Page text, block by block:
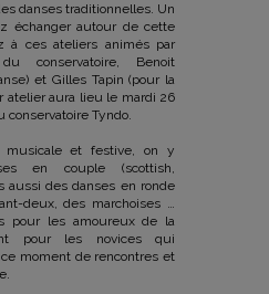
danses traditionnelles. Un
échanger autour de cette
à ces ateliers animés par
conservatoire, Benoit
et Gilles Tapin (pour la
atelier aura lieu le mardi 26
conservatoire Tyndo.
musicale et festive, on y
en couple (scottish,
aussi des danses en ronde
deux, des marchoises …
pour les amoureux de la
pour les novices qui
moment de rencontres et